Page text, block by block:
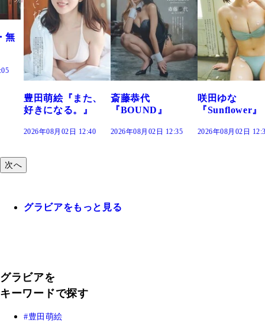
た、
斎藤恭代
『BOUND』
2026年08月02日 12:35
咲田ゆな
『Sunflower』
2026年08月02日 12:30
藤水咲桜『
だまり』
2026年08月02
次へ
グラビアをもっと見る
グラビアを
キーワードで探す
豊田萌絵